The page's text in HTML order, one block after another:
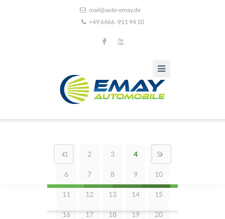
mail@auto-emay.de
+49 6466 -911 94 10
F X
1 2 3 4 5
6 7 8 9 10
11 12 13 14 15
16 17 18 19 20